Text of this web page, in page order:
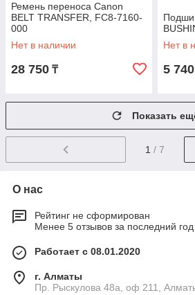
Ремень переноса Canon
BELT TRANSFER, FC8-7160-
000
Нет в наличии
28 750 ₸
Нет в
5 740
Показать
1 / 7
О нас
Рейтинг не сформирован
Менее 5 отзывов за последний год
Работает с 08.01.2020
г. Алматы
Пр. Рыскулова 48а, оф 211,